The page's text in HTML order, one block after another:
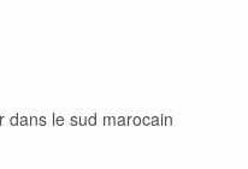
dans le sud marocain